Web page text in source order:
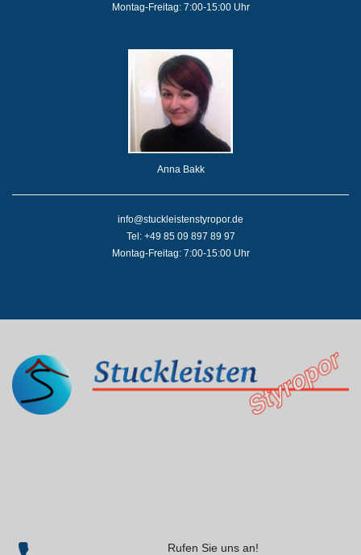
Montag-Freitag: 7:00-15:00 Uhr
Anna Bakk
info@stuckleistenstyropor.de
Tel: +49 85 09 897 89 97
Montag-Freitag: 7:00-15:00 Uhr
Rufen Sie uns an!